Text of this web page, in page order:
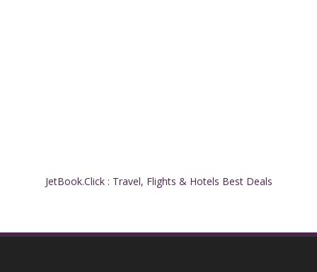
JetBook.Click : Travel, Flights & Hotels Best Deals